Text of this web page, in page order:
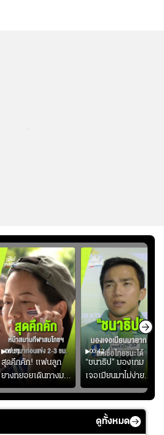
00:51
สุดคึกคัก! แฟนลูก
ยางทยอยเดินทางมา
หน้าสนามกีฬา
สมโภชฯ กันอย่าง
00:42
“ชนาธิป” มองเกม
เจอเมียนมาไม่ง่าย
ยอมรับเป็นงานยาก
สำหรับทีมชาติไทย
แต่เชื่อมั่นศักยภาพ
ดูทั้งหมด